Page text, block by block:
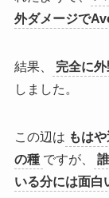
外ダメージで
結果、
完全に
しました。
この辺は もは
の種 ですが、
いる分には面白